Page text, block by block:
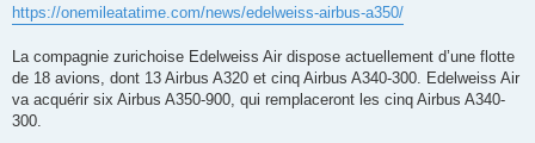
s
s
g
e
https://onemileatatime.com/news/edelweiss-airbus-a350/
La compagnie zurichoise Edelweiss Air dispose actuellement d’une flotte
de 18 avions, dont 13 Airbus A320 et cinq Airbus A340-300. Edelweiss Air
va acquérir six Airbus A350-900, qui remplaceront les cinq Airbus A340-
300.